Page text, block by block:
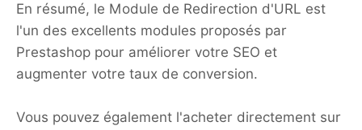
En résumé, le Module de Redirection d'URL est
l'un des excellents modules proposés par
Prestashop pour améliorer votre SEO et
augmenter votre taux de conversion.
Vous pouvez également l'acheter directement sur